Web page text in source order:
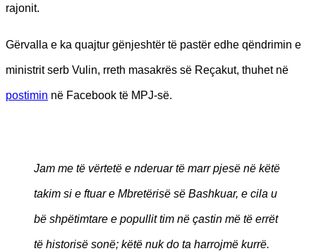
rajonit.
Gërvalla e ka quajtur gënjeshtër të pastër edhe qëndrimin e
ministrit serb Vulin, rreth masakrës së Reçakut, thuhet në
postimin në Facebook të MPJ-së.
Jam me të vërtetë e nderuar të marr pjesë në këtë
takim si e ftuar e Mbretërisë së Bashkuar, e cila u
bë shpëtimtare e popullit tim në çastin më të errët
të historisë sonë; këtë nuk do ta harrojmë kurrë.